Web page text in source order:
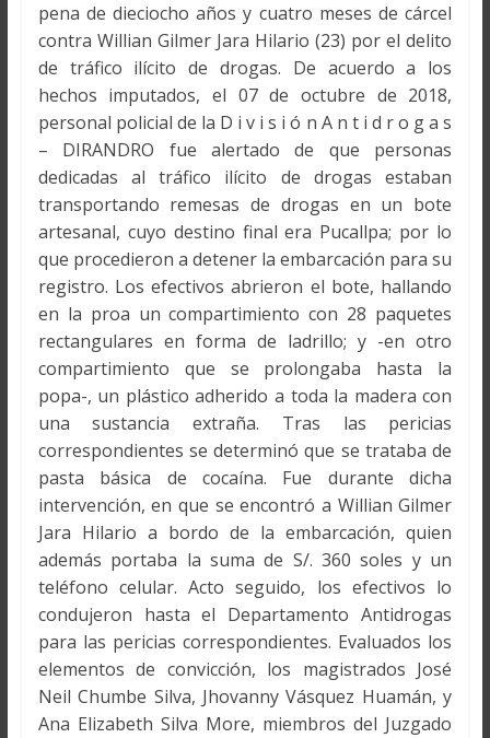
pena de dieciocho años y cuatro meses de cárcel
contra Willian Gilmer Jara Hilario (23) por el delito
de tráfico ilícito de drogas. De acuerdo a los
hechos imputados, el 07 de octubre de 2018,
personal policial de la D i v i s i ó n A n t i d r o g a s
– DIRANDRO fue alertado de que personas
dedicadas al tráfico ilícito de drogas estaban
transportando remesas de drogas en un bote
artesanal, cuyo destino final era Pucallpa; por lo
que procedieron a detener la embarcación para su
registro. Los efectivos abrieron el bote, hallando
en la proa un compartimiento con 28 paquetes
rectangulares en forma de ladrillo; y -en otro
compartimiento que se prolongaba hasta la
popa-, un plástico adherido a toda la madera con
una sustancia extraña. Tras las pericias
correspondientes se determinó que se trataba de
pasta básica de cocaína. Fue durante dicha
intervención, en que se encontró a Willian Gilmer
Jara Hilario a bordo de la embarcación, quien
además portaba la suma de S/. 360 soles y un
teléfono celular. Acto seguido, los efectivos lo
condujeron hasta el Departamento Antidrogas
para las pericias correspondientes. Evaluados los
elementos de convicción, los magistrados José
Neil Chumbe Silva, Jhovanny Vásquez Huamán, y
Ana Elizabeth Silva More, miembros del Juzgado